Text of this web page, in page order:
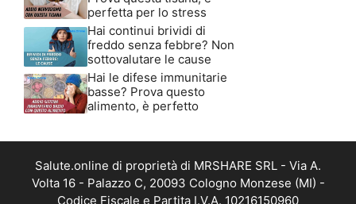
perfetta per lo stress
Hai continui brividi di
freddo senza febbre? Non
sottovalutare le cause
Hai le difese immunitarie
basse? Prova questo
alimento, è perfetto
Salute.online di proprietà di MRSHARE SRL - Via A.
Volta 16 - Palazzo C, 20093 Cologno Monzese (MI) -
Codice Fiscale e Partita I.V.A. 10216150960